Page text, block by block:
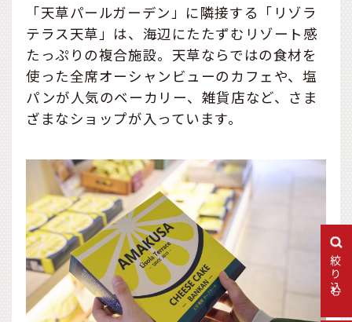
絞り込む
「天草パールガーデン」に隣接する「リゾラ
テラス天草」は、海辺にたたずむリゾート感
たっぷりの複合施設。天草ならではの食材を
使った全席オーシャンビューのカフェや、塩
パンが人気のベーカリー、雑貨店など、さま
ざまなショップが入っています。